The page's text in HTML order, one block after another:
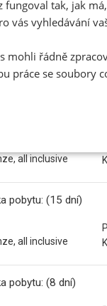
all inclusive
all inclusive
pobytu: (15 dní)
all inclusive
pobytu: (8 dní)
tak, jak
vás vyhledávání
řádně
práce se soubory